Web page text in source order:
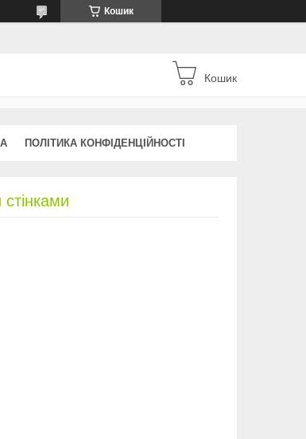
Кошик
Кошик
ПОЛІТИКА КОНФІДЕНЦІЙНОСТІ